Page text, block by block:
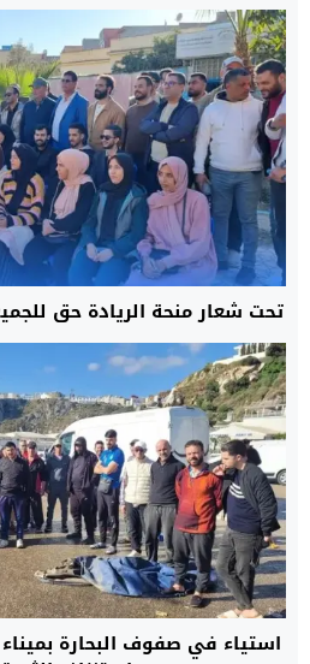
تحت شعار منحة الريادة حق
استياء في صفوف البحارة